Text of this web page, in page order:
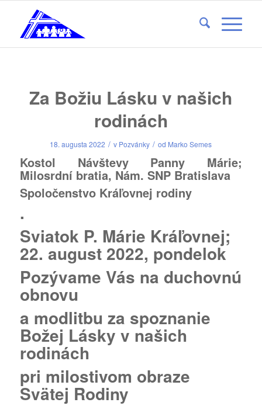
Za Božiu Lásku v našich
rodinách
18. augusta 2022 / v Pozvánky / od Marko Semes
Kostol Návštevy Panny Márie;
Milosrdní bratia, Nám. SNP Bratislava
Spoločenstvo Kráľovnej rodiny
.
Sviatok P. Márie Kráľovnej;
22. august 2022, pondelok
Pozývame Vás na duchovnú
obnovu
a modlitbu za spoznanie
Božej Lásky v našich
rodinách
pri milostivom obraze
Svätej Rodiny